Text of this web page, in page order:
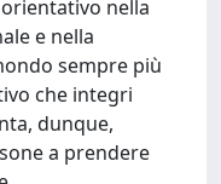
nella
e nella
sempre più
che integri
dunque,
a prendere